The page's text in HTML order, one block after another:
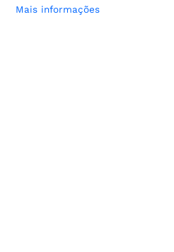
Mais informações